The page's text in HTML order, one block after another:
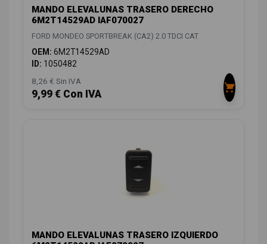
MANDO ELEVALUNAS TRASERO DERECHO
6M2T14529AD IAF070027
FORD MONDEO SPORTBREAK (CA2) 2.0 TDCI CAT
OEM: 6M2T14529AD
ID: 1050482
8,26 € Sin IVA
9,99 € Con IVA
MANDO ELEVALUNAS TRASERO IZQUIERDO